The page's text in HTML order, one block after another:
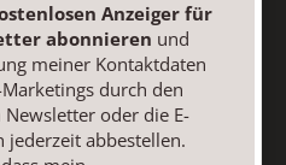
Jetzt anmelden
Anzeiger für
abonnieren und
meiner Kontaktdaten
durch den
oder die E-
jederzeit abbestellen.